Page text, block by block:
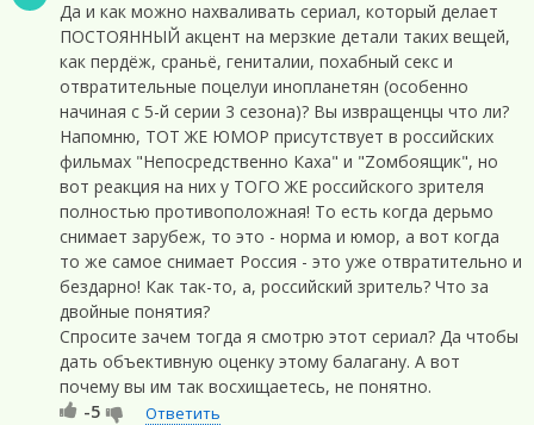
Да и как можно нахваливать сериал, который делает
ПОСТОЯННЫЙ акцент на мерзкие детали таких вещей,
как пердёж, сраньё, гениталии, похабный секс и
отвратительные поцелуи инопланетян (особенно
начиная с 5-й серии 3 сезона)? Вы извращенцы что ли?
Напомню, ТОТ ЖЕ ЮМОР присутствует в российских
фильмах "Непосредственно Каха" и "Zомбoящик", но
вот реакция на них у ТОГО ЖЕ российского зрителя
полностью противоположная! То есть когда дерьмо
снимает зарубеж, то это - норма и юмор, а вот когда
то же самое снимает Россия - это уже отвратительно и
бездарно! Как так-то, а, российский зритель? Что за
двойные понятия?
Спросите зачем тогда я смотрю этот сериал? Да чтобы
дать объективную оценку этому балагану. А вот
почему вы им так восхищаетесь, не понятно.
-5
Ответить